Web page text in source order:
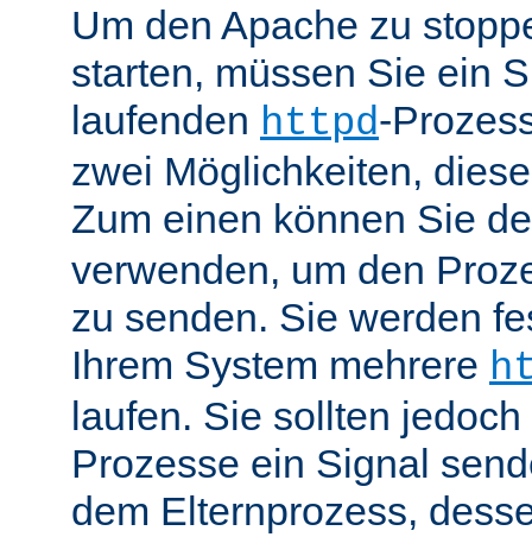
Um den Apache zu
starten, müssen Sie ein
laufenden httpd-
zwei Möglichkeiten,
Zum einen können Sie
verwenden, um den
zu senden. Sie werden
Ihrem System mehrere
laufen. Sie sollten
Prozesse ein Signal
dem Elternprozess,